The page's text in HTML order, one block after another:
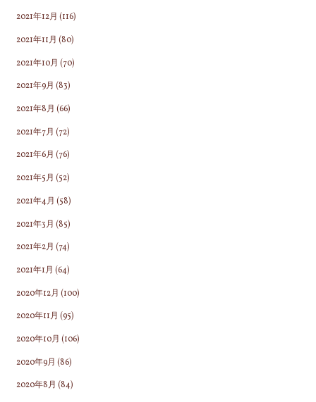
2021年12月 (116)
2021年11月 (80)
2021年10月 (70)
2021年9月 (83)
2021年8月 (66)
2021年7月 (72)
2021年6月 (76)
2021年5月 (52)
2021年4月 (58)
2021年3月 (85)
2021年2月 (74)
2021年1月 (64)
2020年12月 (100)
2020年11月 (95)
2020年10月 (106)
2020年9月 (86)
2020年8月 (84)